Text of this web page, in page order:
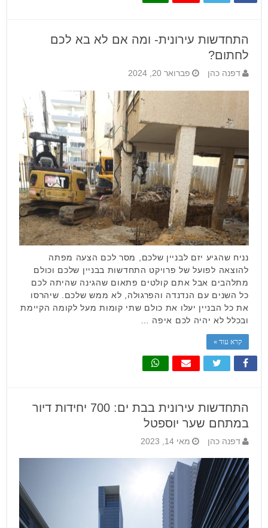
התחדשות עירונית- ומה אם לא בא לכם
לחתום?
דפנה כהן פברואר 20, 2024
נניח שהגיע יזם לבניין שלכם, מסר לכם הצעה מפתה
להוצאה לפועל של פרויקט התחדשות בבניין שלכם וכולם
מתלהבים אבל אתם קולטים פתאום שהגינה שהיתה לכם
כל השנים עם הנדנדה והפרגולה, לא ממש שלכם. שיהרסו
את כל הבניין יעלו את כולם שתי קומות מעל לקומה הקיימת
ובכלל לא יהיה לכם איפה …
קרא עוד »
התחדשות עירונית בבת ים: 700 יחידות דיור
במתחם שער יוספטל
דפנה כהן מאי 14, 2023